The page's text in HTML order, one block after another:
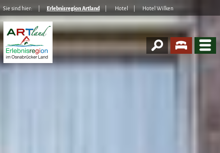
Sie sind hier: Erlebnisregion Artland Hotel Hotel Wilken